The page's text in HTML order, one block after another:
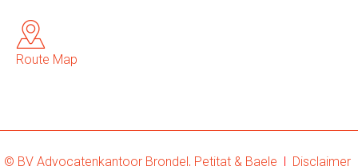
Route Map
© BV Advocatenkantoor Brondel, Petitat & Baele | Disclaimer